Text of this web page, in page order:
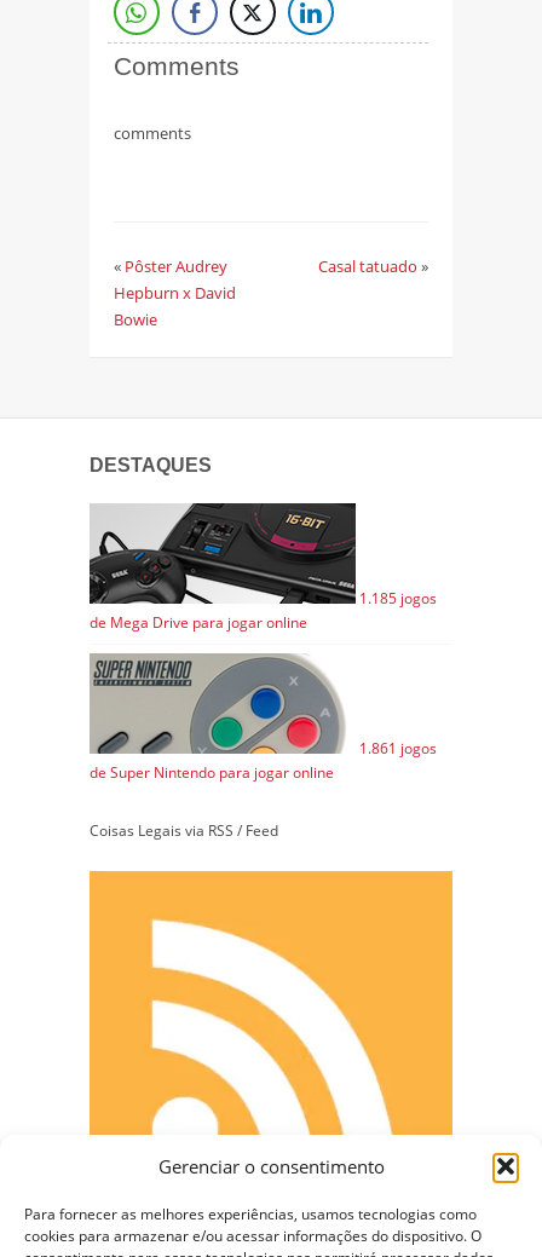
Gerenciar o consentimento
Para fornecer as melhores experiências, usamos tecnologias como
cookies para armazenar e/ou acessar informações do dispositivo. O
Comments
comments
« Pôster Audrey
Hepburn x David
Bowie
Casal tatuado »
DESTAQUES
1.185 jogos
de Mega Drive para jogar online
1.861 jogos
de Super Nintendo para jogar online
Coisas Legais via RSS / Feed